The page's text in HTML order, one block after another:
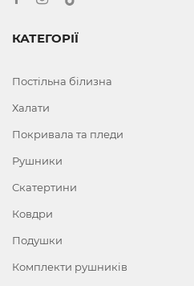
КАТЕГОРІЇ
Постільна білизна
Халати
Покривала та пледи
Рушники
Скатертини
Ковдри
Подушки
Комплекти рушників